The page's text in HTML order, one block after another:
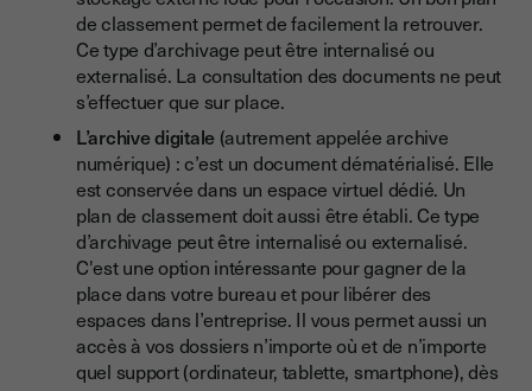
de classement permet de facilement la retrouver.
Ce type d’archivage peut être internalisé ou
externalisé. La consultation des documents ne peut
s’effectuer que sur place.
L’archive digitale(autrement appelée archive
numérique) : c’est un document dématérialisé. Elle
est conservée dans un espace virtuel dédié. Un
plan de classement doit aussi être établi. Ce type
d’archivage peut être internalisé ou externalisé.
C'est une option intéressante pour gagner de la
place dans votre bureau et pour libérer des
espaces dans l’entreprise. Il vous permet aussi un
accès à vos dossiers n’importe où et de n’importe
quel support (ordinateur, tablette, smartphone), dès